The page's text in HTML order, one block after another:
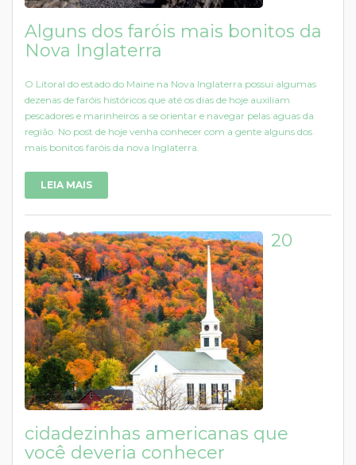
Alguns dos faróis mais bonitos da
Nova Inglaterra
O Litoral do estado do Maine na Nova Inglaterra possui algumas
dezenas de faróis históricos que até os dias de hoje auxiliam
pescadores e marinheiros a se orientar e navegar pelas aguas da
região. No post de hoje venha conhecer com a gente alguns dos
mais bonitos faróis da nova Inglaterra.
LEIA MAIS
20
cidadezinhas americanas que
você deveria conhecer